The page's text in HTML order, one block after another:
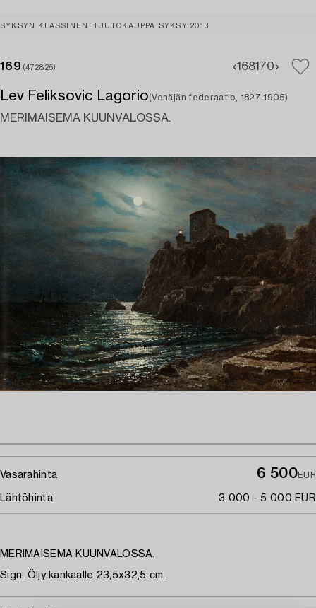
SYKSYN KLASSINEN HUUTOKAUPPA SYKSY 2013
169 (472825) 168170
Lev Feliksovic Lagorio(Venäjän federaatio, 1827-1905)
MERIMAISEMA KUUNVALOSSA.
Vasarahinta 6 500EUR
Lähtöhinta 3 000 - 5 000 EUR
MERIMAISEMA KUUNVALOSSA.
Sign. Öljy kankaalle 23,5x32,5 cm.